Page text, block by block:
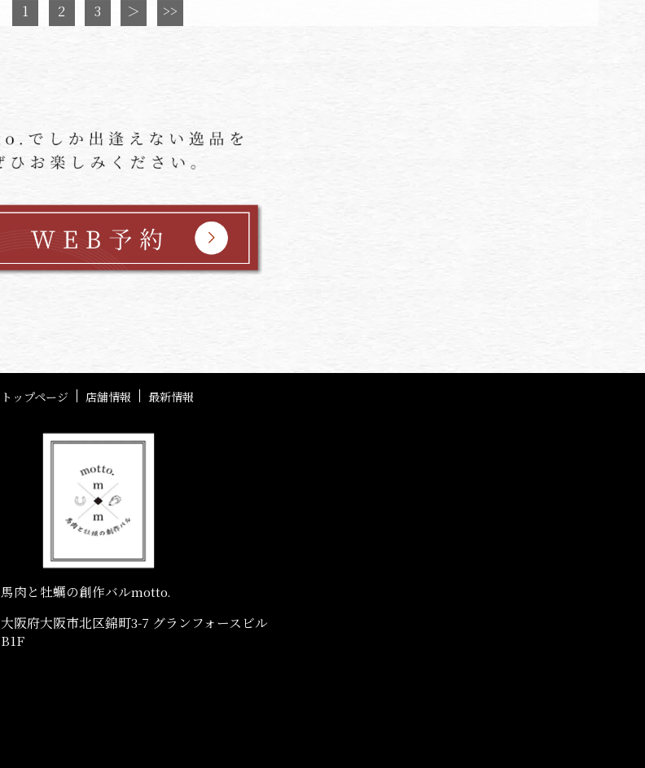
1 2 3 ＞ >>
トップページ 店舗情報 最新情報
馬肉と牡蠣の創作バルmotto.
大阪府大阪市北区錦町3-7 グランフォースビル
B1F